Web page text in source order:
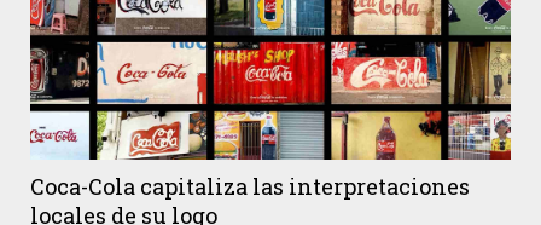
Coca-Cola capitaliza las interpretaciones
locales de su logo